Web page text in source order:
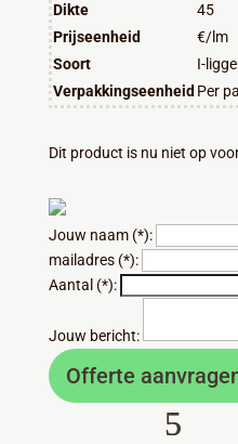
Dikte
45
Prijseenheid
€/lm
Soort
I-
Verpakkingseenheid Per
Dit product is nu niet op
Jouw naam (*):
mailadres (*):
Aantal (*):
Jouw bericht:
Offerte